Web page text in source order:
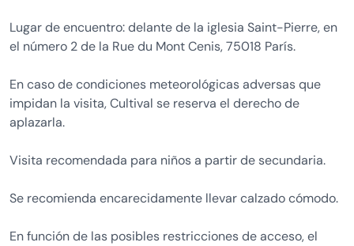
Lugar de encuentro: delante de la iglesia Saint-Pierre, en
el número 2 de la Rue du Mont Cenis, 75018 París.
En caso de condiciones meteorológicas adversas que
impidan la visita, Cultival se reserva el derecho de
aplazarla.
Visita recomendada para niños a partir de secundaria.
Se recomienda encarecidamente llevar calzado cómodo.
En función de las posibles restricciones de acceso, el